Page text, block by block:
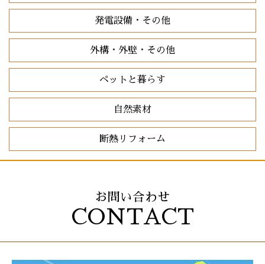
発電設備・その他
外構・外壁・その他
ペットと暮らす
自然素材
断熱リフォーム
お問い合わせ
CONTACT